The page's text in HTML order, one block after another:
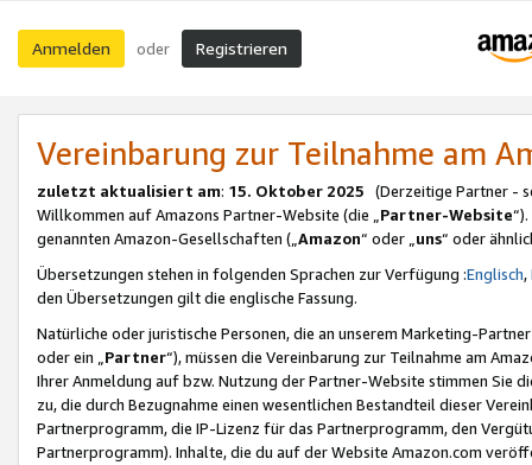
Anmelden oder Registrieren
Vereinbarung zur Teilnahme am
zuletzt aktualisiert am: 15. Oktober 2025 (Derzeitige Partner -
Willkommen auf Amazons Partner-Website (die „Partner-Website
genannten Amazon-Gesellschaften („Amazon“ oder „uns“ oder
Übersetzungen stehen in folgenden Sprachen zur Verfügung :Englisch,
den Übersetzungen gilt die englische Fassung.
Natürliche oder juristische Personen, die an unserem Marketing-
oder ein „Partner“), müssen die Vereinbarung zur Teilnahme am
Ihrer Anmeldung auf bzw. Nutzung der Partner-Website stimmen Sie
zu, die durch Bezugnahme einen wesentlichen Bestandteil dieser
Partnerprogramm, die IP-Lizenz für das Partnerprogramm, den
Partnerprogramm). Inhalte, die du auf der Website Amazon.com